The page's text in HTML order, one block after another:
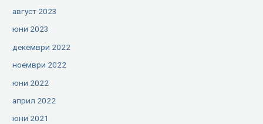
август 2023
юни 2023
декември 2022
ноември 2022
юни 2022
април 2022
юни 2021